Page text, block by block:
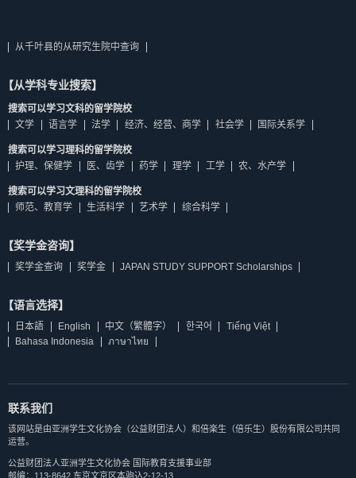
从千叶县的从研究生院中查询
【从学科专业搜索】
搜索可以学习文科的留学院校
文学
语言学 法学 经济、经营、商学 社会学 国际关系学
搜索可以学习理科的留学院校
护理、保健学
医、齿学 药学 理学 工学 农、水产学
搜索可以学习文理科的留学院校
师范、教育学
生活科学 艺术学 综合科学
【奖学金咨询】
奖学金查询 奖学金 JAPAN STUDY SUPPORT Scholarships
【语言选择】
日本語 English 中文（繁體字） 한국어
Tiếng Việt
Bahasa Indonesia
ภาษาไทย
联系我们
该网站是由亚洲学生文化协会（公益财团法人）和倍楽生（倍乐生）股份有限公司共同
运营。
公益财团法人亚洲学生文化协会 国际教育支援事业部
邮编：113-8642 东京文京区本驹込2-12-13